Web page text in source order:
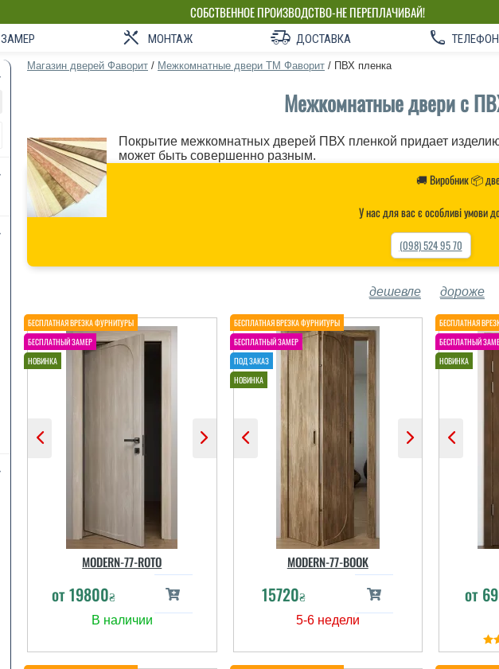
СОБСТВЕННОЕ ПРОИЗВОДСТВО-НЕ ПЕРЕПЛАЧИВАЙ!
ЗАМЕР МОНТАЖ ДОСТАВКА ТЕЛЕФОН
Магазин дверей Фаворит / Межкомнатные двери ТМ Фаворит / ПВХ пленка
Межкомнатные двери с
Покрытие межкомнатных дверей ПВХ пленкой придает изделию
может быть совершенно разным.
🚚 Виробник 📦
У нас для вас є особливі умови
(098) 524 95 70
дешевле дороже
MODERN-77-ROTO
от19800₴
MODERN-77-BOOK
15720₴ от